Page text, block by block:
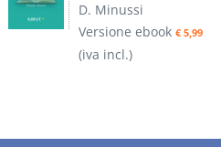
D. Minussi
Versione ebook € 5,99
(iva incl.)